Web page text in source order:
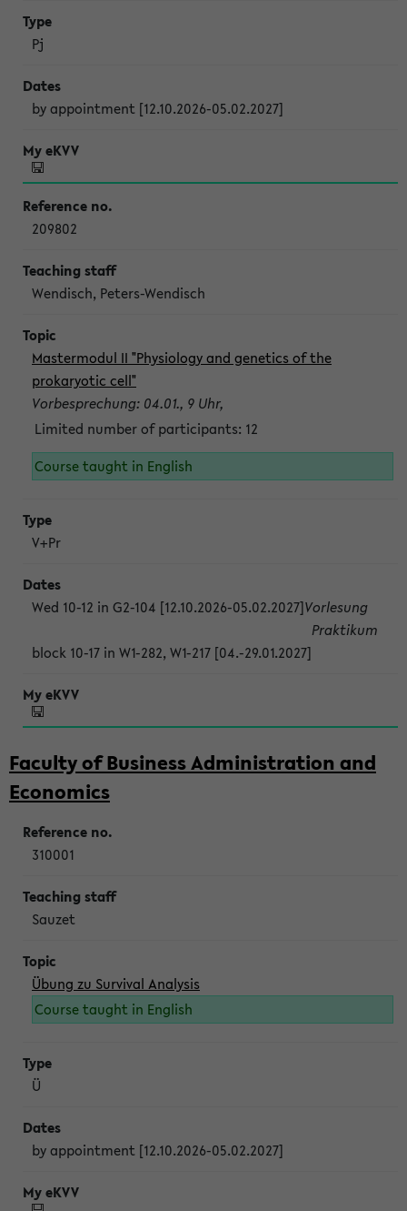
Pj
by appointment [12.10.2026-05.02.2027]
209802
Wendisch, Peters-Wendisch
Mastermodul II "Physiology and genetics of the
prokaryotic cell"
Vorbesprechung: 04.01., 9 Uhr,
Limited number of participants: 12
Course taught in English
V+Pr
Wed 10-12 in G2-104 [12.10.2026-05.02.2027]Vorlesung
block 10-17 in W1-282, W1-217 [04.-29.01.2027]
Praktikum
Faculty of Business Administration and
Economics
310001
Sauzet
Übung zu Survival Analysis
Course taught in English
Ü
by appointment [12.10.2026-05.02.2027]